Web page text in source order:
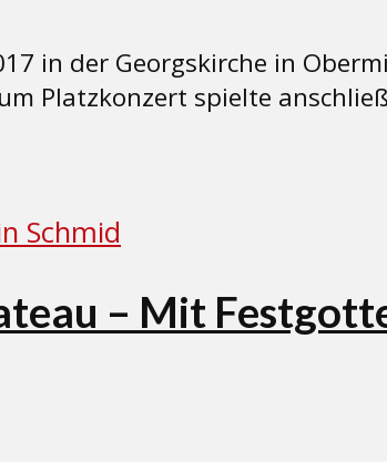
in der Georgskirche in
Platzkonzert spielte
– Mit